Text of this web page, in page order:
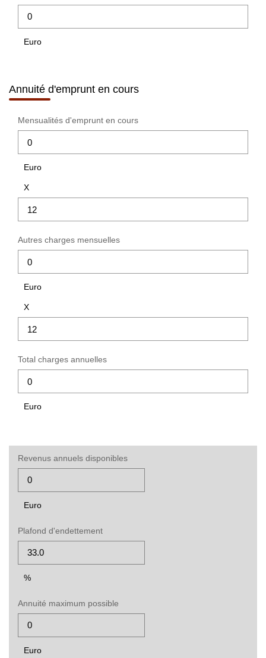
Euro
Annuité d'emprunt en cours
Mensualités d'emprunt en cours
Euro
X
Autres charges mensuelles
Euro
X
Total charges annuelles
Euro
Revenus annuels disponibles
Euro
Plafond d'endettement
%
Annuité maximum possible
Euro